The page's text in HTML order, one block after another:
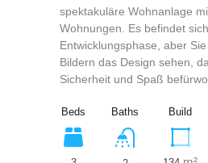
spektakuläre Wohnanlage
Wohnungen. Es befindet
Entwicklungsphase, aber
Bildern das Design sehen,
Sicherheit und Spaß
Beds Baths Build